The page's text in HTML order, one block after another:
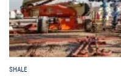
SHALE